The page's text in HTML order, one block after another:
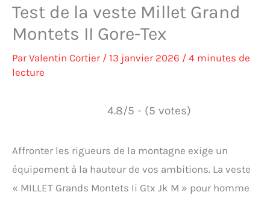
Test de la veste Millet Grand
Montets II Gore-Tex
ParValentin Cortier / 13 janvier 2026 / 4 minutes de
lecture
4.8/5 - (5 votes)
Affronter les rigueurs de la montagne exige un
équipement à la hauteur de vos ambitions. La veste
« MILLET Grands Montets Ii Gtx Jk M » pour homme